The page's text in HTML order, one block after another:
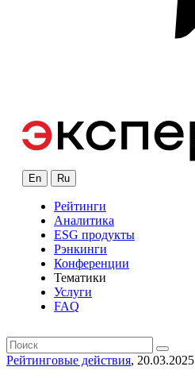
En Ru
Рейтинги
Аналитика
ESG продукты
Рэнкинги
Конференции
Тематики
Услуги
FAQ
Рейтинговые действия, 20.03.2025